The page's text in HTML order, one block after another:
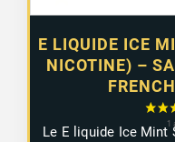
E LIQUIDE ICE
NICOTINE) –
Le E liquide Ice Mint